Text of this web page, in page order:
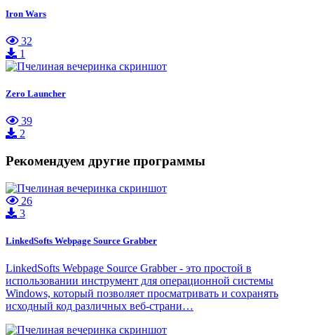
Iron Wars
32
1
Zero Launcher
39
2
Рекомендуем другие программы
26
3
LinkedSofts Webpage Source Grabber
LinkedSofts Webpage Source Grabber - это простой в
использовании инструмент для операционной системы
Windows, который позволяет просматривать и сохранять
исходный код различных веб-страни…